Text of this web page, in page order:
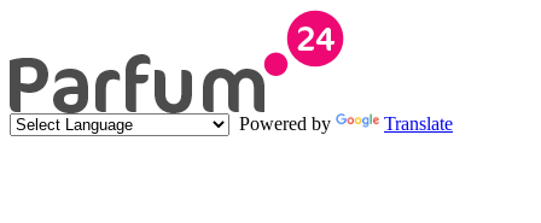
Powered by Translate